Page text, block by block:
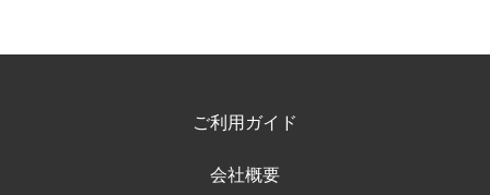
ご利用ガイド
会社概要